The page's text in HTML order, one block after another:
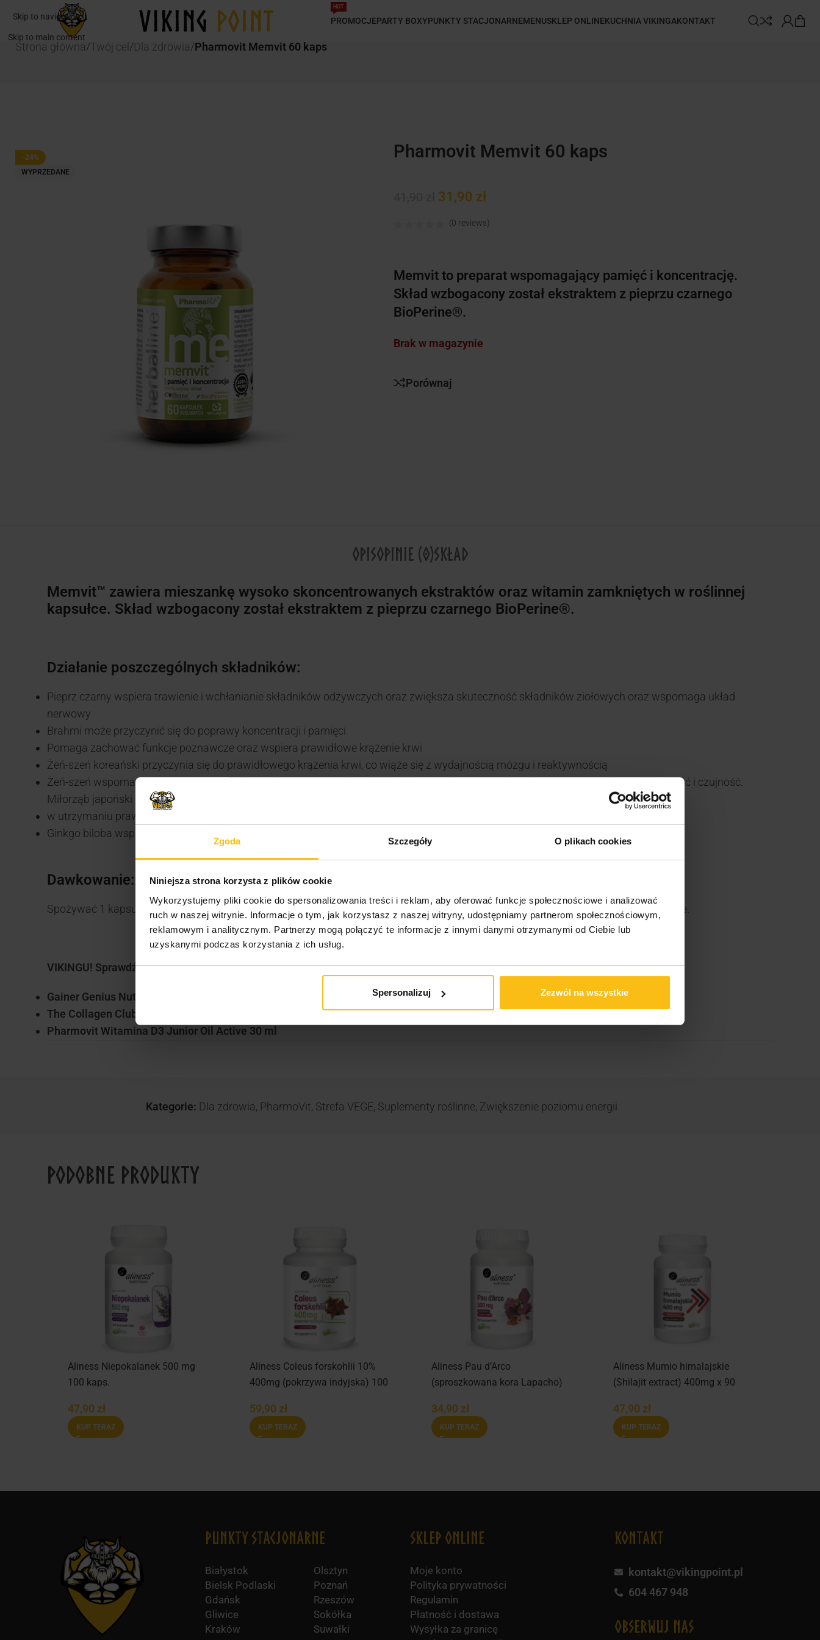
Zgoda Szczegóły O plikach cookies
Niniejsza strona korzysta z plików cookie
Wykorzystujemy pliki cookie do spersonalizowania treści i reklam, aby oferować funkcje społecznościowe i analizować
ruch w naszej witrynie. Informacje o tym, jak korzystasz z naszej witryny, udostępniamy partnerom społecznościowym,
reklamowym i analitycznym. Partnerzy mogą połączyć te informacje z innymi danymi otrzymanymi od Ciebie lub
uzyskanymi podczas korzystania z ich usług.
Spersonalizuj Zezwól na wszystkie
Skip to navigation
Skip to main content
PROMOCJE
HOT
PARTY BOXYPUNKTY STACJONARNEMENUSKLEP ONLINEKUCHNIA VIKINGAKONTAKT
Strona główna/Twój cel /Dla zdrowia/Pharmovit Memvit 60 kaps
-24%
WYPRZEDANE
Pharmovit Memvit 60 kaps
31,90 zł
(0 reviews)
Memvit to preparat wspomagający pamięć i koncentrację.
Skład wzbogacony został ekstraktem z pieprzu czarnego
BioPerine®.
Brak w magazynie
Porównaj
OPISOPINIE (0)SKŁAD
Memvit™ zawiera mieszankę wysoko skoncentrowanych ekstraktów oraz witamin zamkniętych w roślinnej
kapsułce. Skład wzbogacony został ekstraktem z pieprzu czarnego BioPerine®.
Działanie poszczególnych składników:
Pieprz czarny wspiera trawienie i wchłanianie składników odżywczych oraz zwiększa skuteczność składników ziołowych oraz wspomaga układ
nerwowy
Brahmi może przyczynić się do poprawy koncentracji i pamięci
Pomaga zachować funkcje poznawcze oraz wspiera prawidłowe krążenie krwi
Żeń-szeń koreański przyczynia się do prawidłowego krążenia krwi, co wiąże się z wydajnością mózgu i reaktywnością
Żeń-szeń wspomaga zdolności fizyczne i umysłowe w przypadku osłabienia i utraty koncentracji, a także pomaga zachować witalność i czujność.
Miłorząb japoński pomaga
w utrzymaniu prawidłowych funkcji poznawczych.
Ginkgo biloba wspiera krążenie obwodowe oraz pomaga zachować równowagę psychiczną.
Dawkowanie:
Spożywać 1 kapsułkę 2 razy dziennie. Popić wodą (250 ml). Zalecana porcja dzienna to 2 kapsułki. Spożywać nie dłużej niż 3 miesiące.
VIKINGU! Sprawdź także inne produkty dostępne na naszej stronie:
Gainer Genius Nutrition iMass 2500 g
The Collagen Club Classic Collagen
Pharmovit Witamina D3 Junior Oil Active 30 ml
Kategorie: Dla zdrowia, PharmoVit, Strefa VEGE, Suplementy roślinne, Zwiększenie poziomu energii
Podobne produkty
Aliness Niepokalanek 500 mg
100 kaps.
47,90 zł
KUP TERAZ
Aliness Coleus forskohlii 10%
400mg (pokrzywa indyjska) 100
59,90 zł
KUP TERAZ
Aliness Pau d’Arco
(sproszkowana kora Lapacho)
34,90 zł
KUP TERAZ
Aliness Mumio himalajskie
(Shilajit extract) 400mg x 90
47,90 zł
KUP TERAZ
Punkty Stacjonarne
Białystok
Bielsk Podlaski
Gdańsk
Gliwice
Kraków
Olsztyn
Poznań
Rzeszów
Sokółka
Suwałki
Sklep online
Moje konto
Polityka prywatności
Regulamin
Płatność i dostawa
Wysyłka za granicę
KONTAKT
kontakt@vikingpoint.pl
604 467 948
obserwuj nas